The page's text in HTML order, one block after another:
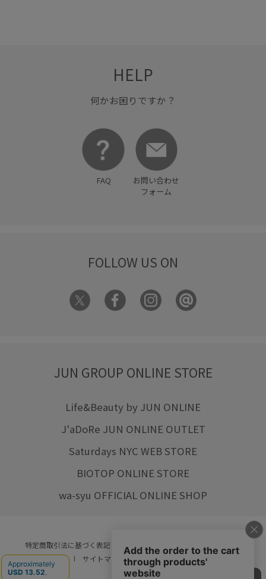
軽快
HELP
何かお困りですか？
FAQ
お問い合わせ
フォーム
FOLLOW US ON
JUN GROUP ONLINE STORE
Life&Beauty by JUN ONLINE
J'aDoRe JUN ONLINE OUTLET
Saturdays NYC WEB STORE
BIOTOP ONLINE STORE
wa-syu OFFICIAL ONLINE SHOP
特定商取引法に基づく表記 プライバシーポリシー
ご利用規約
サイトマップ リクルート ご利用ガイド